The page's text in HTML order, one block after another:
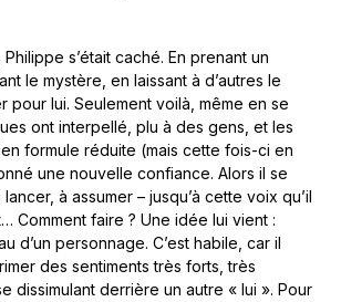
s’était caché. En prenant un
le mystère, en laissant à d’autres le
pour lui. Seulement voilà, même en se
ont interpellé, plu à des gens, et les
formule réduite (mais cette fois-ci en
une nouvelle confiance. Alors il se
à assumer – jusqu’à cette voix qu’il
Comment faire ? Une idée lui vient :
d’un personnage. C’est habile, car il
des sentiments très forts, très
dissimulant derrière un autre « lui ». Pour